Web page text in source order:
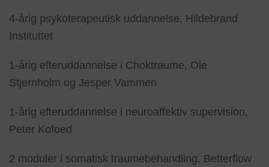
4-årig psykoterapeutisk uddannelse, Hildebrand
Instituttet
1-årig efteruddannelse i Choktraume, Ole
Stjernholm og Jesper Vammen
1-årig efteruddannelse i neuroaffektiv supervision,
Peter Kofoed
2 moduler i somatisk traumebehandling, Betterflow